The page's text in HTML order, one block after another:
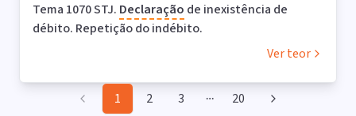
Tema 1070 STJ. Declaração de inexistência de
débito. Repetição do indébito.
Ver teor
1 2 3 More pages
20